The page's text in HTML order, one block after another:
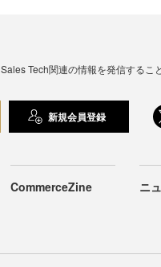
Sales Tech関連の情報を発信するこ
新規会員登録
CommerceZine ニ